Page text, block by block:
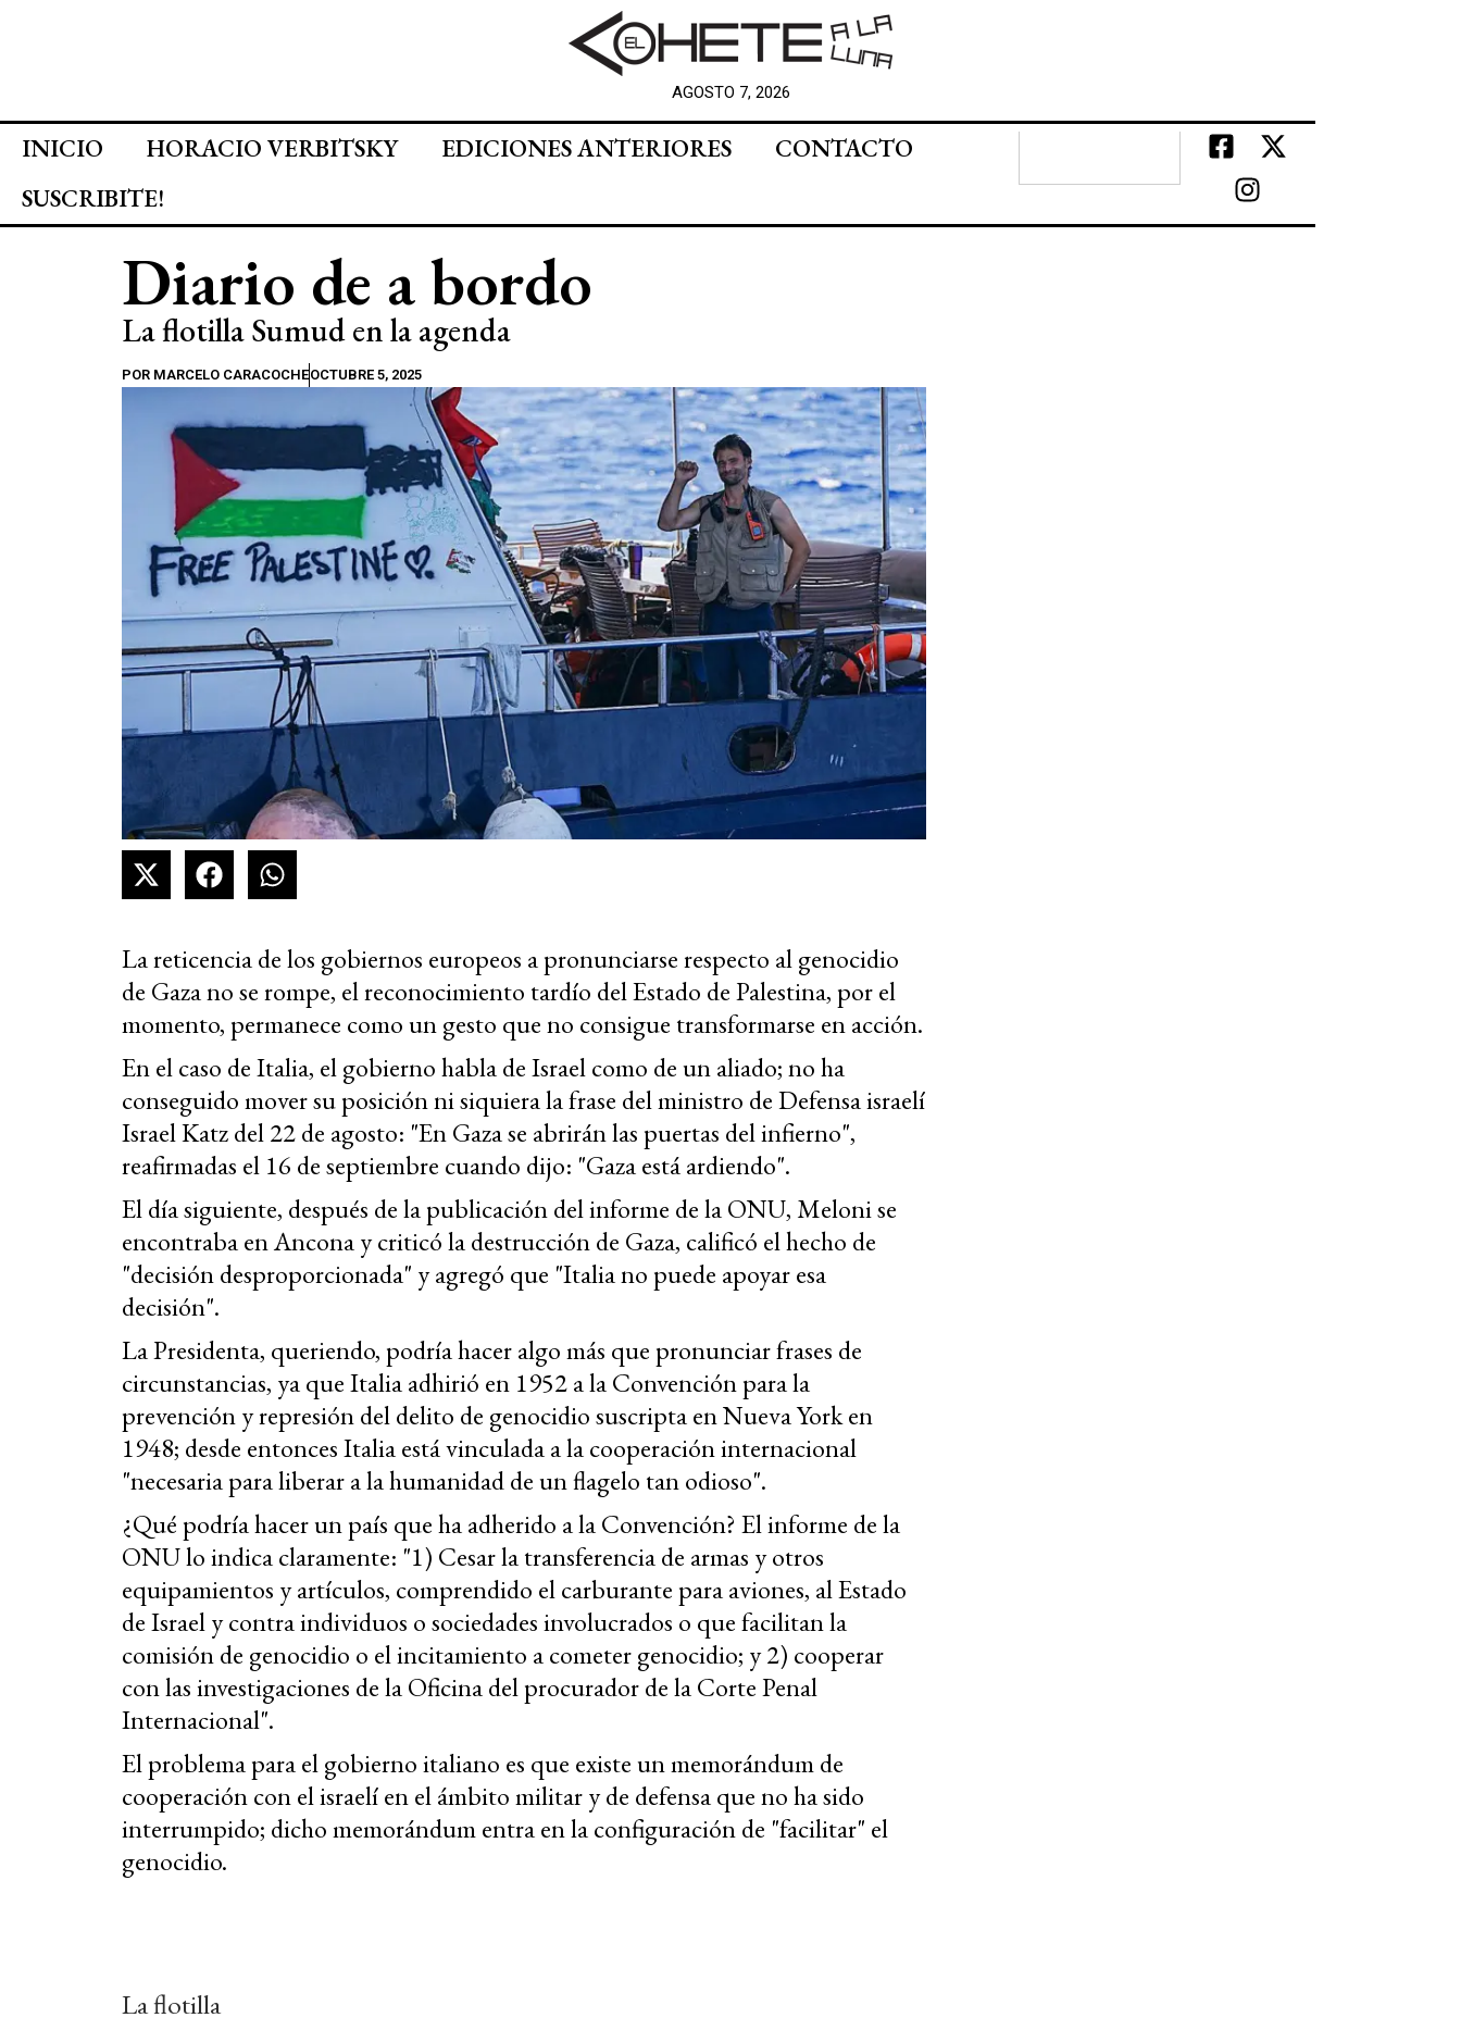
AGOSTO 7, 2026
INICIO HORACIO VERBITSKY EDICIONES ANTERIORES
CONTACTO
SUSCRIBITE!
Diario de a bordo
La flotilla Sumud en la agenda
POR MARCELO CARACOCHEOCTUBRE 5, 2025
La reticencia de los gobiernos europeos a pronunciarse respecto al genocidio
de Gaza no se rompe, el reconocimiento tardío del Estado de Palestina, por el
momento, permanece como un gesto que no consigue transformarse en acción.
En el caso de Italia, el gobierno habla de Israel como de un aliado; no ha
conseguido mover su posición ni siquiera la frase del ministro de Defensa israelí
Israel Katz del 22 de agosto: "En Gaza se abrirán las puertas del infierno",
reafirmadas el 16 de septiembre cuando dijo: "Gaza está ardiendo".
El día siguiente, después de la publicación del informe de la ONU, Meloni se
encontraba en Ancona y criticó la destrucción de Gaza, calificó el hecho de
"decisión desproporcionada" y agregó que "Italia no puede apoyar esa
decisión".
La Presidenta, queriendo, podría hacer algo más que pronunciar frases de
circunstancias, ya que Italia adhirió en 1952 a la Convención para la
prevención y represión del delito de genocidio suscripta en Nueva York en
1948; desde entonces Italia está vinculada a la cooperación internacional
"necesaria para liberar a la humanidad de un flagelo tan odioso".
¿Qué podría hacer un país que ha adherido a la Convención? El informe de la
ONU lo indica claramente: "1) Cesar la transferencia de armas y otros
equipamientos y artículos, comprendido el carburante para aviones, al Estado
de Israel y contra individuos o sociedades involucrados o que facilitan la
comisión de genocidio o el incitamiento a cometer genocidio; y 2) cooperar
con las investigaciones de la Oficina del procurador de la Corte Penal
Internacional".
El problema para el gobierno italiano es que existe un memorándum de
cooperación con el israelí en el ámbito militar y de defensa que no ha sido
interrumpido; dicho memorándum entra en la configuración de "facilitar" el
genocidio.
La flotilla